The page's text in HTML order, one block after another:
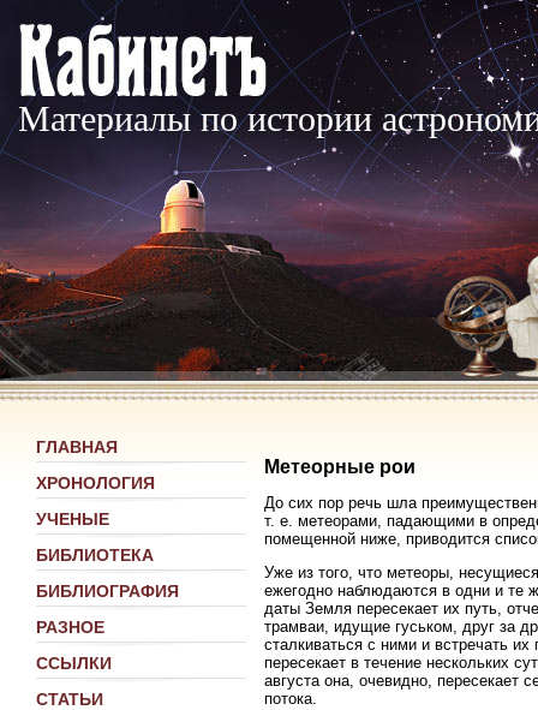
Материалы по истории
ГЛАВНАЯ
ХРОНОЛОГИЯ
УЧЕНЫЕ
БИБЛИОТЕКА
БИБЛИОГРАФИЯ
РАЗНОЕ
ССЫЛКИ
СТАТЬИ
Метеорные рои
До сих пор речь шла
т. е. метеорами, падающими в
помещенной ниже, приводится
Уже из того, что метеоры,
ежегодно наблюдаются в одни и те
даты Земля пересекает их путь,
трамваи, идущие гуськом, друг за
сталкиваться с ними и встречать
пересекает в течение нескольких
августа она, очевидно, пересекает
потока.